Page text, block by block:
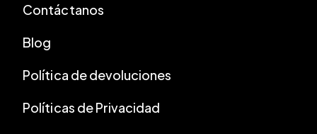
Contáctanos
Blog
Política de devoluciones
Políticas de Privacidad